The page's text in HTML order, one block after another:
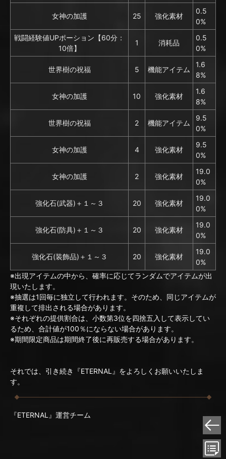
女神の加護 25 強化素材
0.5
0%
戦闘経験値UPポーション【60分：
10倍】
1 消耗品
0.5
0%
世界樹の祝福 5 機能アイテム
1.6
8%
女神の加護 10 強化素材
1.6
8%
世界樹の祝福 2 機能アイテム
9.5
0%
女神の加護 4 強化素材
9.5
0%
女神の加護 2 強化素材
19.0
0%
強化石(武器)＋１～３ 20 強化素材
19.0
0%
強化石(防具)＋１～３ 20 強化素材
19.0
0%
強化石(装飾品)＋１～３ 20 強化素材
19.0
0%
※出現アイテムの中から、確率に応じてランダムでアイテムが出
現いたします。
※抽選は1回毎に独立して行われます。そのため、同じアイテムが
重複して排出される場合があります。
※それぞれの提供割合は、小数第3位を四捨五入して表示してい
るため、合計値が100％にならない場合があります。
※期間限定商品は期間終了後に再販売する場合があります。
それでは、引き続き『ETERNAL』をよろしくお願いいたしま
す。
『ETERNAL』運営チーム